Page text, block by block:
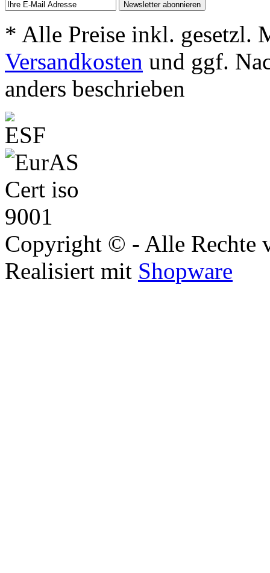
* Alle Preise inkl. gesetzl.
Versandkosten und ggf.
anders beschrieben
Copyright © - Alle Rechte
Realisiert mit Shopware